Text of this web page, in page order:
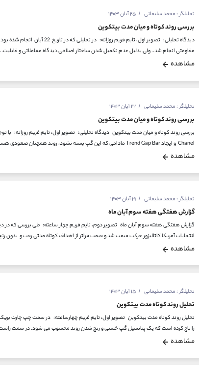
تحلیلگر : محمد سلیمانی ۲۵ آبان ۱۴۰۳
بررسی روند کوتاه و میان مدت بیتکوین
دیدگاه تحلیلی: تصویر اول،
مقاومتی انجام شد.. ولی بدلیل عدم تکمیل شدن ساختار اصلاحی دیدگاه معاملاتی و
مشاهده
تحلیلگر : محمد سلیمانی ۲۲ آبان ۱۴۰۳
بررسی روند کوتاه و میان مدت بیتکوین
Chanel و ایجاد Trend Gap Bar مادامی که این گپ بسته نشود، روند همچنان صعودی هست و مقاومت سطح 92...
مشاهده
تحلیلگر : محمد سلیمانی ۱۹ آبان ۱۴۰۳
گزارش هفتگی هفته سوم آبان ماه
انتخابات آمریکا کاتالیزور حرکت قیمت شد و قیمت فراتر از اهداف کوتاه مدتی رفت و بدون
مشاهده
تحلیلگر : محمد سلیمانی ۱۵ آبان ۱۴۰۳
تحلیل روند کوتاه مدت بیتکوین
تحلیل روند کوتاه مدت بیتکوین تصویر اول، تایم فریم چهارساعته: در سمت چپ چارت
را تاچ کرده است که یک پتانسیل گپ خستی و رنج شدن روند محسوب می شود. در سمت راست،
مشاهده